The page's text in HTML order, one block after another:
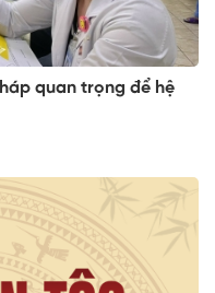
quan trọng để hệ